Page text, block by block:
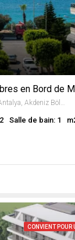
Tosmur Mahallesi, Alanya, Antalya, Akdeniz Bölgesi, Türkiye
Salle de bain: 1
CONVIENT POUR